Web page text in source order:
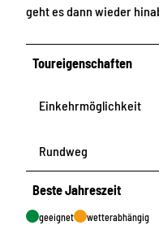
geht es dann wieder
Toureigenschaften
Einkehrmöglichkeit
Rundweg
Beste Jahreszeit
geeignet wetterabhängig